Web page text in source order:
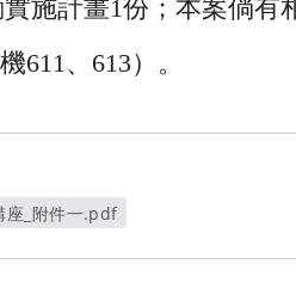
施計畫1份；本案倘有
611、613）。
座_附件一.pdf